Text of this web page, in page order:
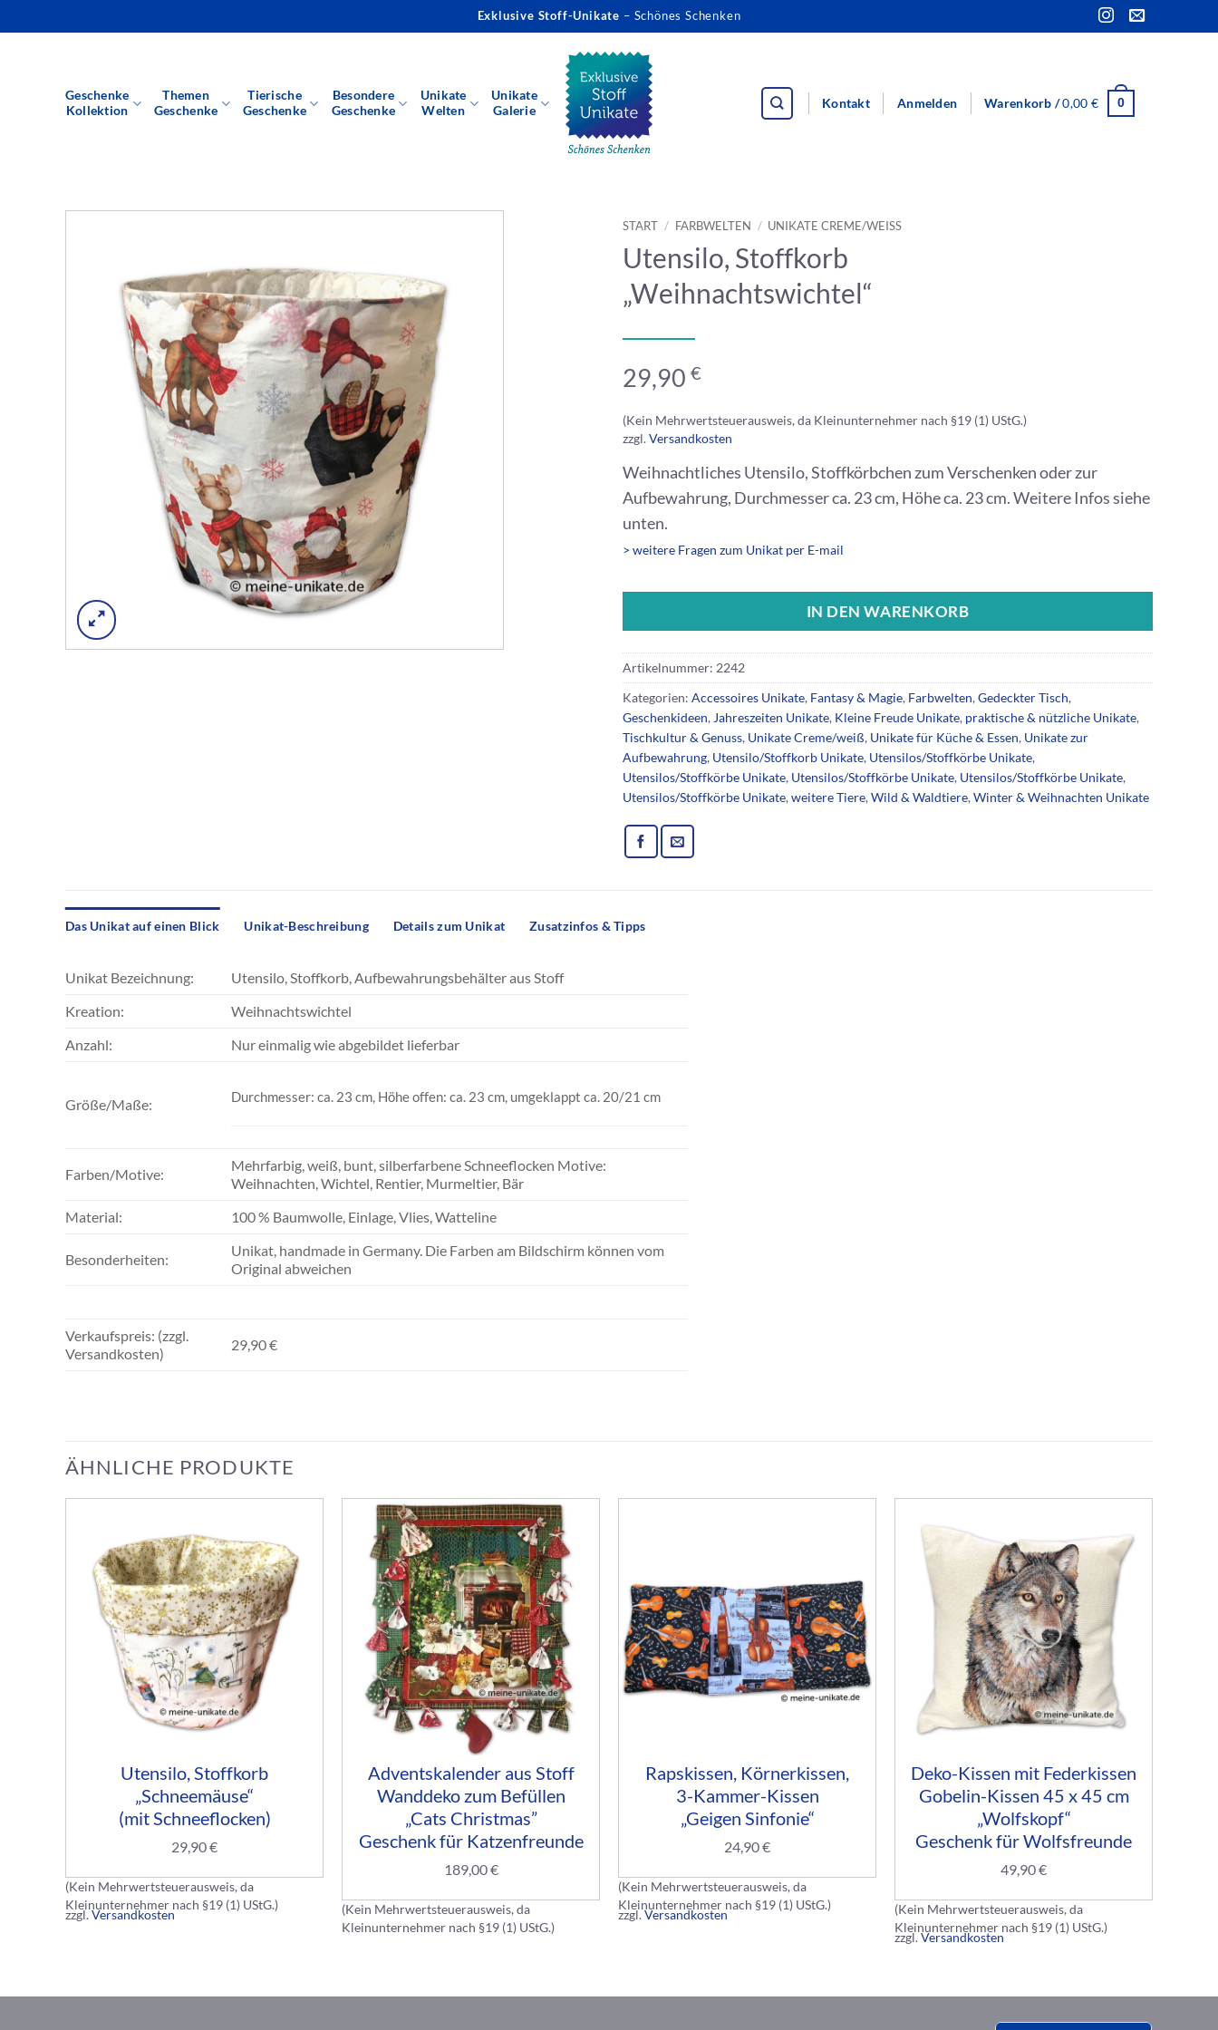
Inhalt
Exklusive Stoff-Unikate – Schönes Schenken
Geschenke
Kollektion
Themen
Geschenke
Tierische
Geschenke
Besondere
Geschenke
Unikate
Welten
Unikate
Galerie
Kontakt Anmelden Warenkorb /0,00 € 0
START / FARBWELTEN / UNIKATE CREME/WEISS
Utensilo, Stoffkorb
„Weihnachtswichtel“
29,90 €
(Kein Mehrwertsteuerausweis, da Kleinunternehmer nach §19 (1) UStG.)
zzgl.Versandkosten
Weihnachtliches Utensilo, Stoffkörbchen zum Verschenken oder zur
Aufbewahrung, Durchmesser ca. 23 cm, Höhe ca. 23 cm. Weitere Infos siehe
unten.
> weitere Fragen zum Unikat per E-mail
IN DEN WARENKORB
Artikelnummer: 2242
Kategorien: Accessoires Unikate, Fantasy & Magie, Farbwelten,Gedeckter Tisch,
Geschenkideen, Jahreszeiten Unikate, Kleine Freude Unikate, praktische & nützliche Unikate,
Tischkultur & Genuss, Unikate Creme/weiß, Unikate für Küche & Essen, Unikate zur
Aufbewahrung, Utensilo/Stoffkorb Unikate, Utensilos/Stoffkörbe Unikate,
Utensilos/Stoffkörbe Unikate, Utensilos/Stoffkörbe Unikate, Utensilos/Stoffkörbe Unikate,
Utensilos/Stoffkörbe Unikate,weitere Tiere,Wild & Waldtiere,Winter & Weihnachten Unikate
Das Unikat auf einen Blick Unikat-Beschreibung Details zum Unikat Zusatzinfos & Tipps
Unikat Bezeichnung:
Utensilo, Stoffkorb, Aufbewahrungsbehälter aus Stoff
Kreation:
Weihnachtswichtel
Anzahl:
Nur einmalig wie abgebildet lieferbar
Größe/Maße: Durchmesser: ca. 23 cm, Höhe offen: ca. 23 cm, umgeklappt ca. 20/21 cm
Farben/Motive:
Mehrfarbig, weiß, bunt, silberfarbene Schneeflocken Motive:
Weihnachten, Wichtel, Rentier, Murmeltier, Bär
Material:
100 % Baumwolle, Einlage, Vlies, Watteline
Besonderheiten:
Unikat, handmade in Germany. Die Farben am Bildschirm können vom
Original abweichen
Verkaufspreis: (zzgl.
Versandkosten)
29,90 €
ÄHNLICHE PRODUKTE
Utensilo, Stoffkorb
„Schneemäuse“
(mit Schneeflocken)
29,90€
(Kein Mehrwertsteuerausweis, da
Kleinunternehmer nach §19 (1) UStG.)
zzgl.Versandkosten
Adventskalender aus Stoff
Wanddeko zum Befüllen
„Cats Christmas”
Geschenk für Katzenfreunde
189,00€
(Kein Mehrwertsteuerausweis, da
Kleinunternehmer nach §19 (1) UStG.)
Rapskissen, Körnerkissen,
3-Kammer-Kissen
„Geigen Sinfonie“
24,90€
(Kein Mehrwertsteuerausweis, da
Kleinunternehmer nach §19 (1) UStG.)
zzgl.Versandkosten
Deko-Kissen mit Federkissen
Gobelin-Kissen 45 x 45 cm
„Wolfskopf“
Geschenk für Wolfsfreunde
49,90€
(Kein Mehrwertsteuerausweis, da
Kleinunternehmer nach §19 (1) UStG.)
zzgl.Versandkosten